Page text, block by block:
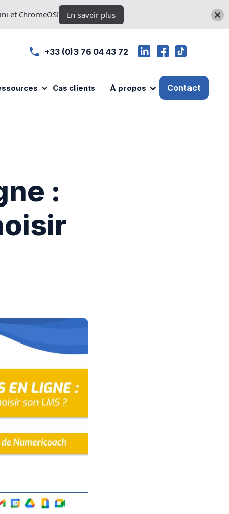
+33 (0)3 76 04 43 72
Cas clients À propos Contact
:
et ChromeOS! En savoir plus